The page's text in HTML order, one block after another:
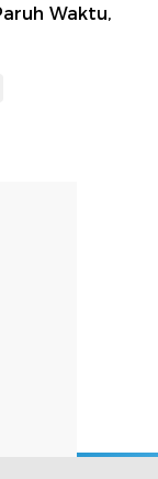
Waktu,